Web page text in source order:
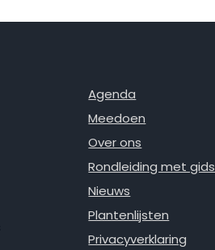
Agenda
Meedoen
Over ons
Rondleiding met gids
Nieuws
Plantenlijsten
Privacyverklaring